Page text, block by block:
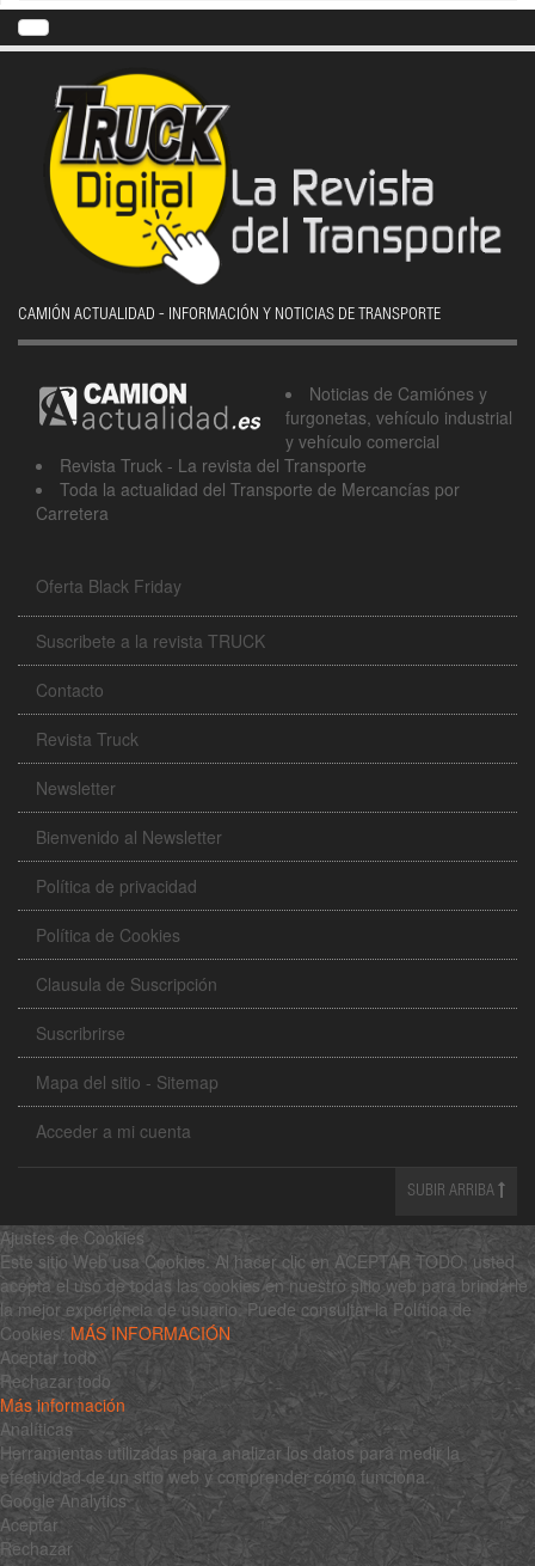
CAMIÓN ACTUALIDAD - INFORMACIÓN Y NOTICIAS DE TRANSPORTE
Noticias de Camiónes y
furgonetas, vehículo industrial
y vehículo comercial
Revista Truck - La revista del Transporte
Toda la actualidad del Transporte de Mercancías por
Carretera
Oferta Black Friday
Suscribete a la revista TRUCK
Contacto
Revista Truck
Newsletter
Bienvenido al Newsletter
Política de privacidad
Política de Cookies
Clausula de Suscripción
Suscribrirse
Mapa del sitio - Sitemap
Acceder a mi cuenta
SUBIR ARRIBA
Ajustes de Cookies
Este sitio Web usa Cookies. Al hacer clic en ACEPTAR TODO, usted
acepta el uso de todas las cookies en nuestro sitio web para brindarle
la mejor experiencia de usuario. Puede consultar la Política de
Cookies: MÁS INFORMACIÓN
Aceptar todo
Rechazar todo
Más información
Analíticas
Herramientas utilizadas para analizar los datos para medir la
efectividad de un sitio web y comprender cómo funciona.
Google Analytics
Aceptar
Rechazar